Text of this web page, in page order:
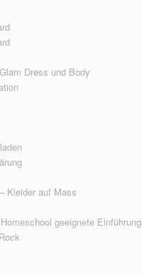
Dress und Body
Kleider auf Mass
geeignete Einführung